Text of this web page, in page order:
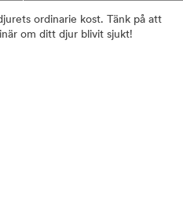
ordinarie kost. Tänk på att
om ditt djur blivit sjukt!